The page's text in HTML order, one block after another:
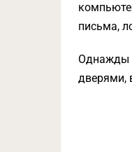
письма,
Однажды
дверями,